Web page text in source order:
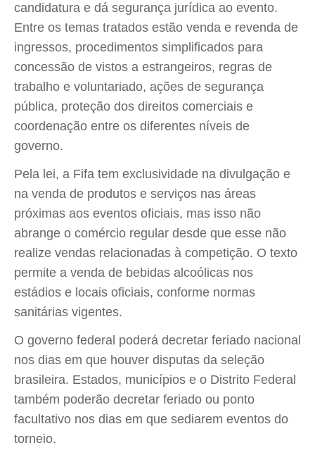
candidatura e dá segurança jurídica ao evento.
Entre os temas tratados estão venda e revenda de
ingressos, procedimentos simplificados para
concessão de vistos a estrangeiros, regras de
trabalho e voluntariado, ações de segurança
pública, proteção dos direitos comerciais e
coordenação entre os diferentes níveis de
governo.
Pela lei, a Fifa tem exclusividade na divulgação e
na venda de produtos e serviços nas áreas
próximas aos eventos oficiais, mas isso não
abrange o comércio regular desde que esse não
realize vendas relacionadas à competição. O texto
permite a venda de bebidas alcoólicas nos
estádios e locais oficiais, conforme normas
sanitárias vigentes.
O governo federal poderá decretar feriado nacional
nos dias em que houver disputas da seleção
brasileira. Estados, municípios e o Distrito Federal
também poderão decretar feriado ou ponto
facultativo nos dias em que sediarem eventos do
torneio.